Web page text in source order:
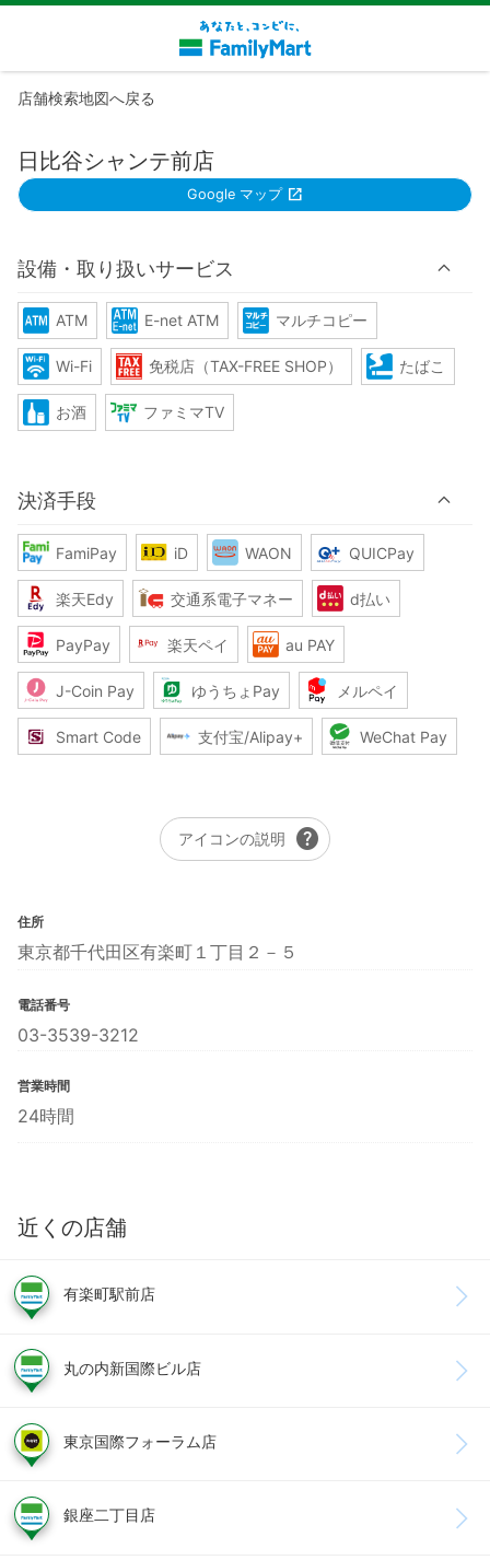
店舗検索地図へ戻る
日比谷シャンテ前店
Google マップ
設備・取り扱いサービス
ATM E-net ATM マルチコピー
Wi-Fi 免税店（TAX-FREE SHOP） たばこ
お酒 ファミマTV
決済手段
FamiPay iD WAON QUICPay
楽天Edy 交通系電子マネー d払い
PayPay 楽天ペイ au PAY
J-Coin Pay ゆうちょPay メルペイ
Smart Code 支付宝/Alipay+ WeChat Pay
アイコンの説明 help
住所
東京都千代田区有楽町１丁目２－５
電話番号
03-3539-3212
営業時間
24時間
近くの店舗
有楽町駅前店
丸の内新国際ビル店
東京国際フォーラム店
銀座二丁目店